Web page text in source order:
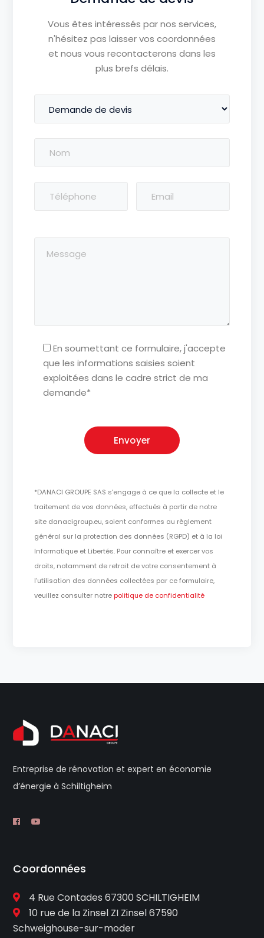
Vous êtes intéressés par nos services,
n'hésitez pas laisser vos coordonnées
et nous vous recontacterons dans les
plus brefs délais.
En soumettant ce formulaire, j'accepte
que les informations saisies soient
exploitées dans le cadre strict de ma
demande*
*DANACI GROUPE SAS s'engage à ce que la collecte et le
traitement de vos données, effectués à partir de notre
site danacigroup.eu, soient conformes au règlement
général sur la protection des données (RGPD) et à la loi
Informatique et Libertés. Pour connaître et exercer vos
droits, notamment de retrait de votre consentement à
l'utilisation des données collectées par ce formulaire,
veuillez consulter notrepolitique de confidentialité
Entreprise de rénovation et expert en économie
d’énergie à Schiltigheim
Coordonnées
4 Rue Contades 67300 SCHILTIGHEIM
10 rue de la Zinsel ZI Zinsel 67590
Schweighouse-sur-moder